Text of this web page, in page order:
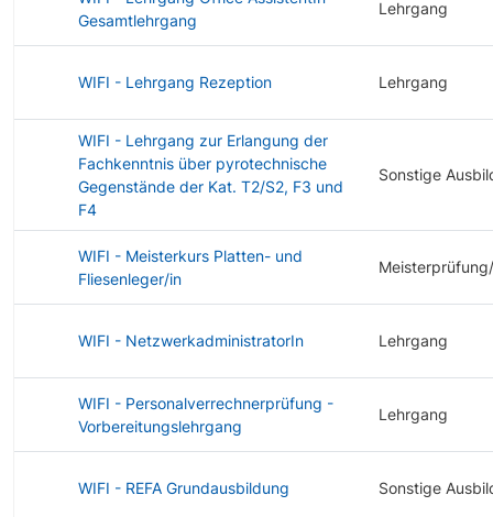
Gesamtlehrgang
Lehrgang
WIFI - Lehrgang Rezeption Lehrgang
WIFI - Lehrgang zur Erlangung der
Fachkenntnis über pyrotechnische
Gegenstände der Kat. T2/S2, F3 und
F4
Sonstige
WIFI - Meisterkurs Platten- und
Fliesenleger/in
WIFI - NetzwerkadministratorIn Lehrgang
WIFI - Personalverrechnerprüfung -
Vorbereitungslehrgang
Lehrgang
WIFI - REFA Grundausbildung Sonstige